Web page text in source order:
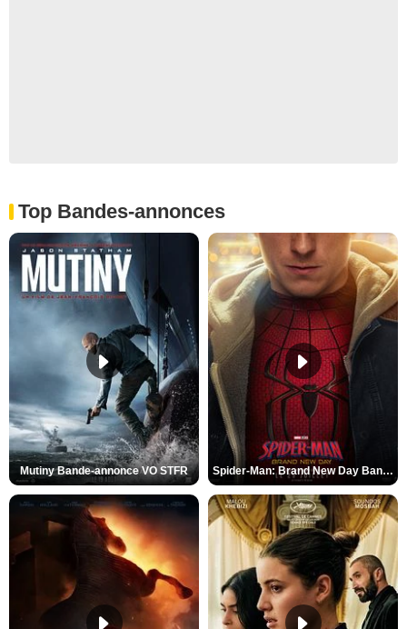
Top Bandes-annonces
Mutiny Bande-annonce VO STFR Spider-Man: Brand New Day Bande-annonce VO STFR